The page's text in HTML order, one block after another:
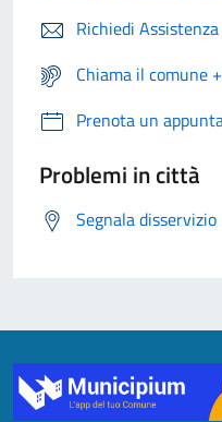
Richiedi Assistenza
Chiama il comune
Prenota un
Problemi in città
Segnala disservizio